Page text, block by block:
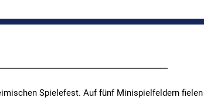
Spielefest. Auf fünf Minispielfeldern